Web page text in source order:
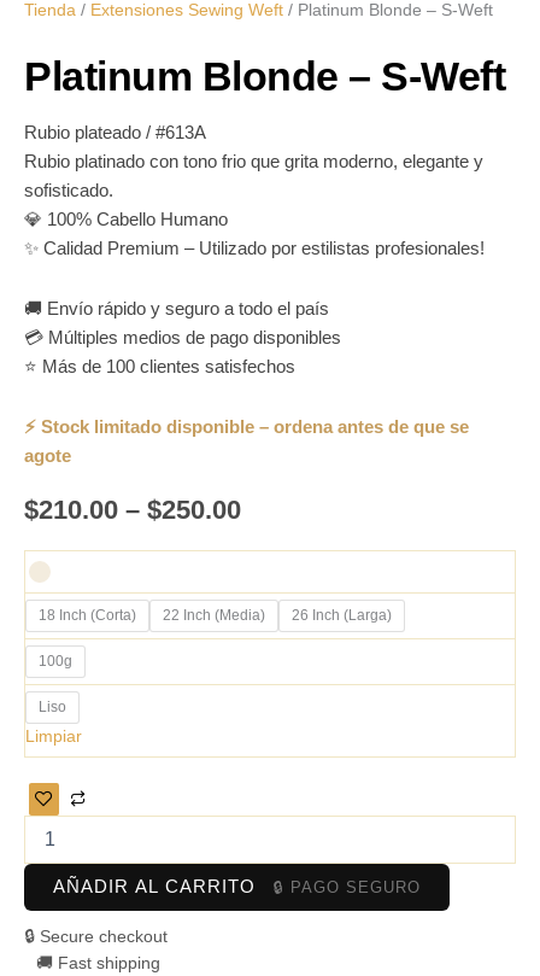
Tienda / Extensiones Sewing Weft / Platinum Blonde – S-Weft
Platinum Blonde – S-Weft
Rubio plateado / #613A
Rubio platinado con tono frio que grita moderno, elegante y
sofisticado.
💎 100% Cabello Humano
✨ Calidad Premium – Utilizado por estilistas profesionales!
🚚 Envío rápido y seguro a todo el país
💳 Múltiples medios de pago disponibles
⭐ Más de 100 clientes satisfechos
$210.00 – $250.00
18 Inch (Corta) 22 Inch (Media) 26 Inch (Larga)
100g
Liso
Limpiar
AÑADIR AL CARRITO
🔒 Secure checkout
🚚 Fast shipping